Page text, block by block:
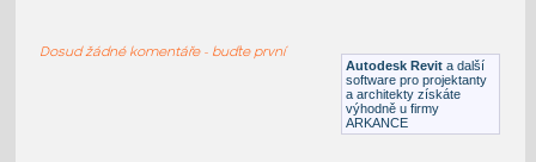
(hlediště, kino, hala, stadion)
Autodesk Revit a další
software pro projektanty
a architekty získáte
výhodně u firmy
ARKANCE
Dosud žádné komentáře - buďte první